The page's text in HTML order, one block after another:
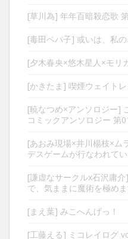
[草川為] 年年百暗殺恋歌
[毒田ペパ子] 或いは、私
[夕木春央×悠木星人×モリ
[かきたま] 喫煙ウェイト
[暁なつめ×アンソロジー]
コミックアンソロジー 第
[あおみ現場×井川楊枝×ム
デスゲームが行なわれて
[謙虚なサークルx石沢庸
で、気ままに魔術を極め
[まえ葉] みこへんげっ！
[工藤える] ミコレイログ